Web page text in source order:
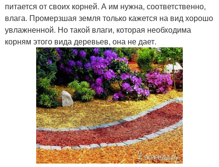
питается от своих корней. А им нужна, соответственно,
влага. Промерзшая земля только кажется на вид хорошо
увлажненной. Но такой влаги, которая необходима
корням этого вида деревьев, она не дает.